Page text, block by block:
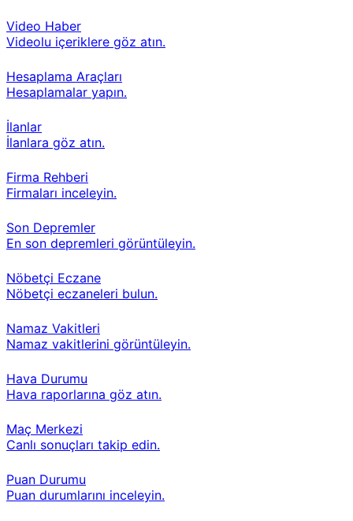
Video Haber
Videolu içeriklere göz atın.
Hesaplama Araçları
Hesaplamalar yapın.
İlanlar
İlanlara göz atın.
Firma Rehberi
Firmaları inceleyin.
Son Depremler
En son depremleri görüntüleyin.
Nöbetçi Eczane
Nöbetçi eczaneleri bulun.
Namaz Vakitleri
Namaz vakitlerini görüntüleyin.
Hava Durumu
Hava raporlarına göz atın.
Maç Merkezi
Canlı sonuçları takip edin.
Puan Durumu
Puan durumlarını inceleyin.